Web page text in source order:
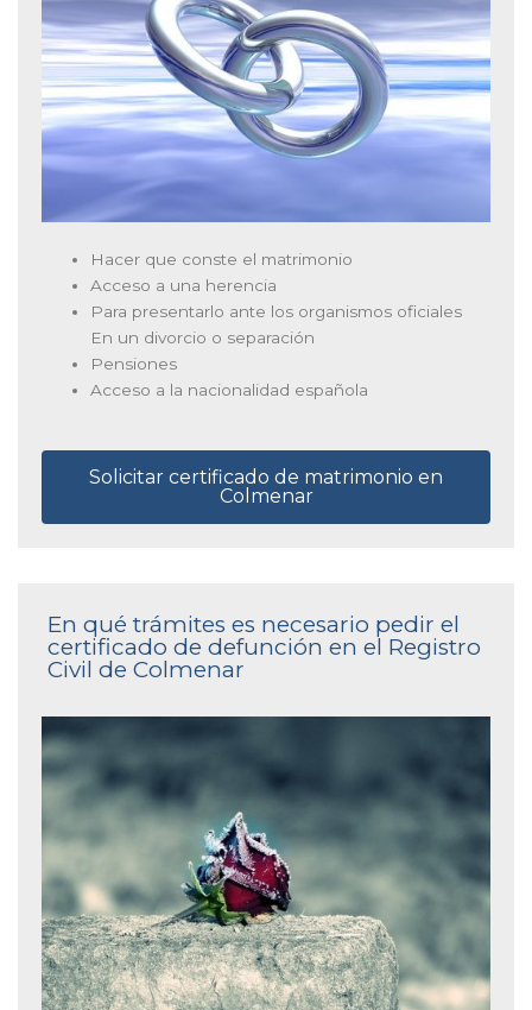
Hacer que conste el matrimonio
Acceso a una herencia
Para presentarlo ante los organismos oficiales
En un divorcio o separación
Pensiones
Acceso a la nacionalidad española
Solicitar certificado de matrimonio en
Colmenar
En qué trámites es necesario pedir el
certificado de defunción en el Registro
Civil de Colmenar